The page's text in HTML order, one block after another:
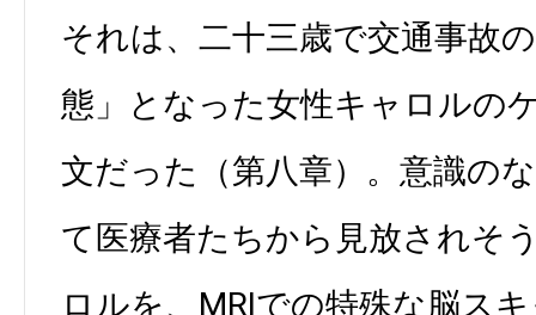
それは、二十三歳で交通事故
態」となった女性キャロルの
文だった（第八章）。意識の
て医療者たちから見放されそ
ロルを、MRIでの特殊な脳ス